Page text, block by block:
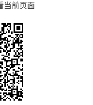
当前页面